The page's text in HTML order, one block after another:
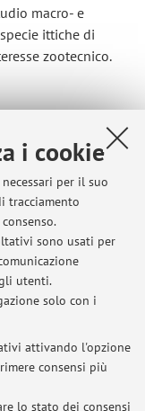
i cookie
per il suo
tracciamento
sono usati per
utenti.
solo con i
attivando l'opzione
consensi più
lo stato dei consensi
macro- e
ittiche di
zootecnico.
-
Vai alla